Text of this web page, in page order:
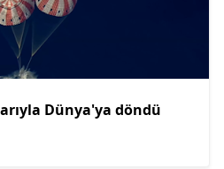
Dünya'ya döndü